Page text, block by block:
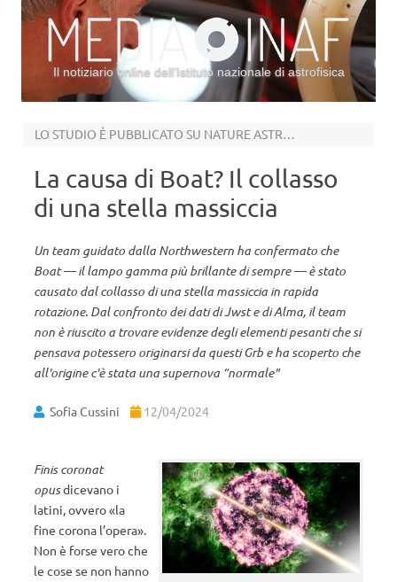
Il notiziario online dell’Istituto nazionale di astrofisica
LO STUDIO È PUBBLICATO SU NATURE ASTRONOMY
La causa di Boat? Il collasso
di una stella massiccia
Un team guidato dalla Northwestern ha confermato che
Boat — il lampo gamma più brillante di sempre — è stato
causato dal collasso di una stella massiccia in rapida
rotazione. Dal confronto dei dati di Jwst e di Alma, il team
non è riuscito a trovare evidenze degli elementi pesanti che si
pensava potessero originarsi da questi Grb e ha scoperto che
all'origine c'è stata una supernova “normale"
Sofia Cussini 12/04/2024
Finis coronat
opusdicevano i
latini, ovvero «la
fine corona l’opera».
Non è forse vero che
le cose se non hanno